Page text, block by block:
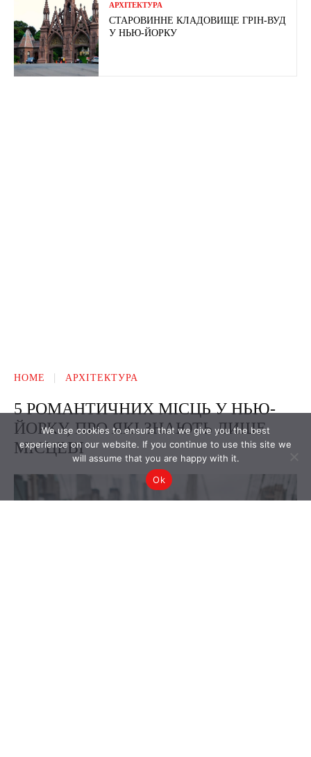
АРХІТЕКТУРА
СТАРОВИННЕ КЛАДОВИЩЕ ГРІН-ВУД
У НЬЮ-ЙОРКУ
We use cookies to ensure that we give you the best
experience on our website. If you continue to use this site we
will assume that you are happy with it.
Ok